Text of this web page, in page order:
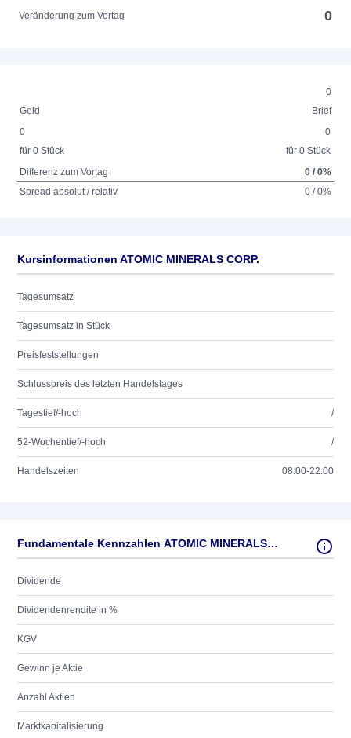
Veränderung zum Vortag 0
0
Geld
Brief
0
für 0 Stück
0
für 0 Stück
Differenz zum Vortag
0 / 0%
Spread absolut / relativ
0 / 0%
Kursinformationen ATOMIC MINERALS CORP.
Tagesumsatz
Tagesumsatz in Stück
Preisfeststellungen
Schlusspreis des letzten Handelstages
Tagestief/-hoch /
52-Wochentief/-hoch /
Handelszeiten 08:00-22:00
Fundamentale Kennzahlen ATOMIC MINERALS CORP.
Dividende
Dividendenrendite in %
KGV
Gewinn je Aktie
Anzahl Aktien
Marktkapitalisierung